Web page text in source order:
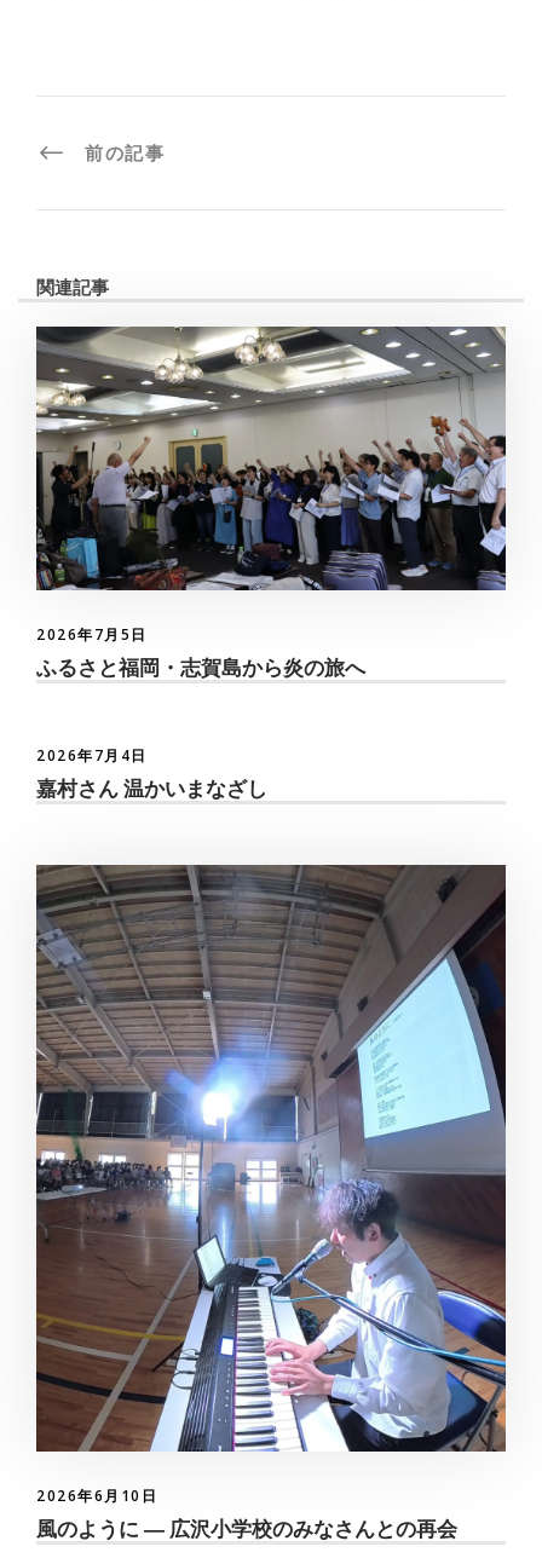
前の記事
関連記事
2026年7月5日
ふるさと福岡・志賀島から炎の旅へ
2026年7月4日
嘉村さん 温かいまなざし
2026年6月10日
風のように ― 広沢小学校のみなさんとの再会